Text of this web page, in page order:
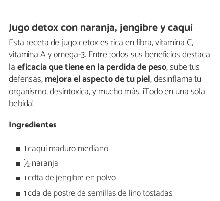
Jugo detox con naranja, jengibre y caqui
Esta receta de jugo detox es rica en fibra, vitamina C,
vitamina A y omega-3. Entre todos sus beneficios destaca
laeficacia que tiene en la perdida de peso, sube tus
defensas,mejora el aspecto de tu piel, desinflama tu
organismo, desintoxica, y mucho más. ¡Todo en una sola
bebida!
Ingredientes
1 caqui maduro mediano
½ naranja
1 cdta de jengibre en polvo
1 cda de postre de semillas de lino tostadas